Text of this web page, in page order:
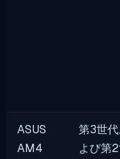
ASUS
AM4
第3世
よび第